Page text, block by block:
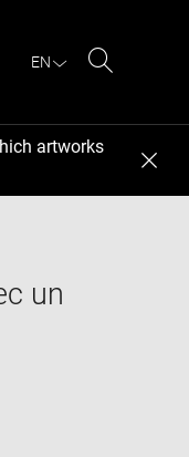
EN
artworks
un